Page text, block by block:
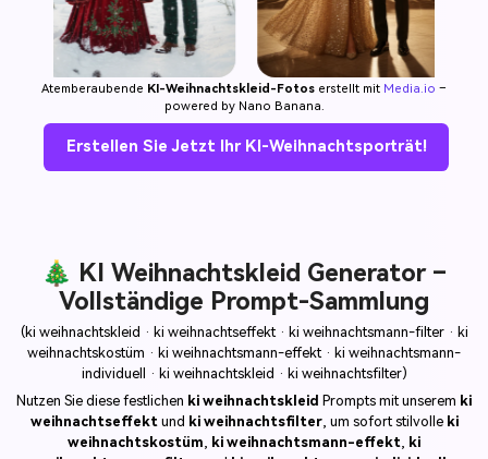
Atemberaubende KI-Weihnachtskleid-Fotos erstellt mit Media.io –
powered by Nano Banana.
Erstellen Sie Jetzt Ihr KI-Weihnachtsporträt!
🎄 KI Weihnachtskleid Generator –
Vollständige Prompt-Sammlung
(ki weihnachtskleid · ki weihnachtseffekt · ki weihnachtsmann-filter · ki
weihnachtskostüm · ki weihnachtsmann-effekt · ki weihnachtsmann-
individuell · ki weihnachtskleid · ki weihnachtsfilter)
Nutzen Sie diese festlichen ki weihnachtskleid Prompts mit unserem ki
weihnachtseffektund ki weihnachtsfilter, um sofort stilvolle ki
weihnachtskostüm, ki weihnachtsmann-effekt, ki